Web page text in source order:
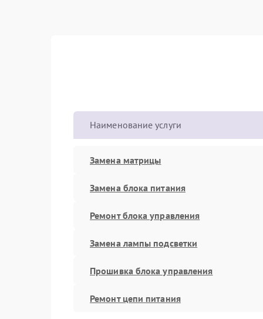
Наименование услуги
Замена матрицы
Замена блока питания
Ремонт блока управления
Замена лампы подсветки
Прошивка блока управления
Ремонт цепи питания